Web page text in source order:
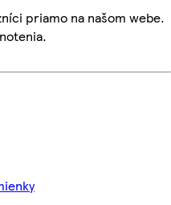
priamo na našom webe.